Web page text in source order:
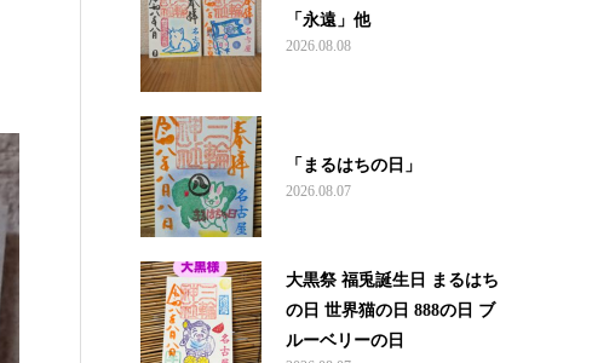
「永遠」他
2026.08.08
「まるはちの日」
2026.08.07
大黒祭 福兎誕生日 まるはち
の日 世界猫の日 888の日 ブ
ルーベリーの日